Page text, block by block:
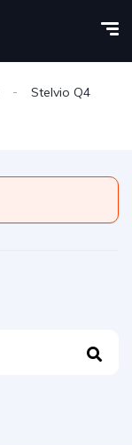
Stelvio Q4